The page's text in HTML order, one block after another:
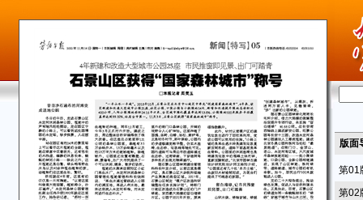
版面
第01
第02